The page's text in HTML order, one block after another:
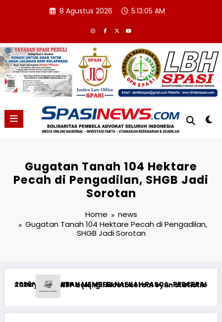
8 Agustus 2026 5:13:06 AM
Gugatan Tanah 104 Hektare
Pecah di Pengadilan, SHGB Jadi
Sorotan
Home
news
Gugatan Tanah 104 Hektare Pecah di Pengadilan,
SHGB Jadi Sorotan
KEPADA MANTAN ISTRI DAN ANAK MASIH MENGIKAT*
ilə oyun anlayışıRisiken minimieren: Wie fange ich an,